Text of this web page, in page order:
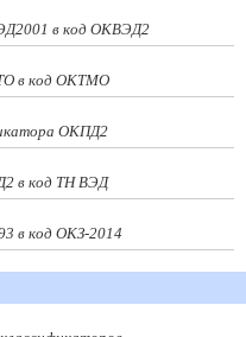
в код ОКВЭД2
в код ОКТМО
ОКПД2
в код ТН ВЭД
в код ОКЗ-2014